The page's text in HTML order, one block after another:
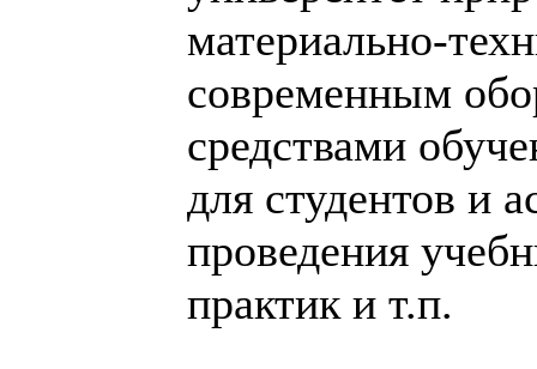
материально-
современным
средствами
для студентов и
проведения
практик и т.п.